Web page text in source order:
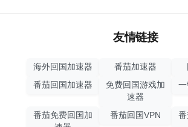
友情链接
海外回国加速器 番茄加速器
番茄回国加速器
免费回国游戏加
速器
番茄免费回国加
番茄回国VPN